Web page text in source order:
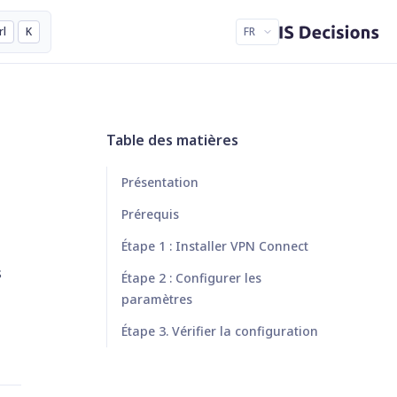
K FR
Table des matières
Présentation
Prérequis
Étape 1 : Installer VPN Connect
Étape 2 : Configurer les
paramètres
Étape 3. Vérifier la configuration